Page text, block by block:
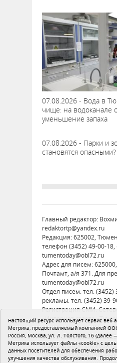
07.08.2026 - Вода в
чище: на водоканале
уменьшение запаха
07.08.2026 - Парки и
становятся опасными?
Главный редактор:
redaktortp@yandex.ru
Редакция: 625002,
телефон (3452) 49-00-18,
tumentoday@obl72.ru
Адрес для писем:
Почтамт, а/я 371. Для
tumentoday@obl72.ru
Отдел писем: тел. (3452)
рекламы: тел. (3452) 39-
Регистрация СМИ:
«Интернет-газета
регистрационный
86575 от 26 декабря
Федеральной службой
связи, информационных
Настоящий ресурс использует сервис веб-
Метрика, предоставляемый компанией
Россия, Москва, ул. Л. Толстого, 16 (далее
Метрика использует файлы «cookie» с
данных посетителей для обеспечения
улучшения качества обслуживания.